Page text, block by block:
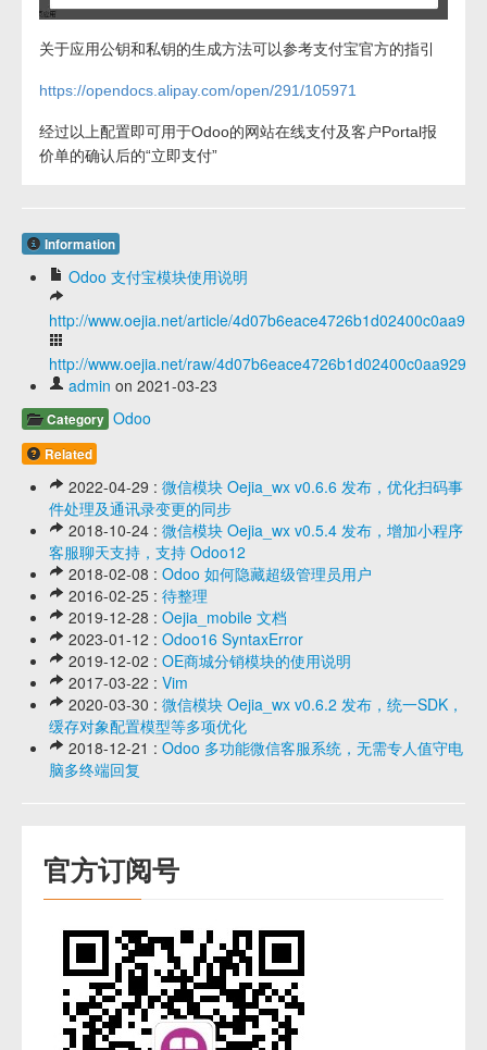
关于应用公钥和私钥的生成方法可以参考支付宝官方的指引
https://opendocs.alipay.com/open/291/105971
经过以上配置即可用于Odoo的网站在线支付及客户Portal报
价单的确认后的“立即支付”
Information
Odoo 支付宝模块使用说明
http://www.oejia.net/article/
http://www.oejia.net/raw/4d07b6eace4726b1d02400c0aa9296df
admin on 2021-03-23
Category Odoo
Related
2022-04-29 : 微信模块 Oejia_wx v0.6.6 发布，优化扫码事
件处理及通讯录变更的同步
2018-10-24 : 微信模块 Oejia_wx v0.5.4 发布，增加小程序
客服聊天支持，支持 Odoo12
2018-02-08 : Odoo 如何隐藏超级管理员用户
2016-02-25 : 待整理
2019-12-28 : Oejia_mobile 文档
2023-01-12 : Odoo16 SyntaxError
2019-12-02 : OE商城分销模块的使用说明
2017-03-22 : Vim
2020-03-30 : 微信模块 Oejia_wx v0.6.2 发布，统一SDK，
缓存对象配置模型等多项优化
2018-12-21 : Odoo 多功能微信客服系统，无需专人值守电
脑多终端回复
官方订阅号